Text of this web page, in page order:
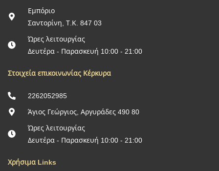
Εμπόριο
Σαντορίνη, Τ.Κ. 847 03
Ώρες λειτουργίας
Δευτέρα - Παρασκευή 10:00 - 21:00
Στοιχεία επικοινωνίας Κέρκυρα
2262052985
Άγιος Γεώργιος, Αργυράδες 490 80
Ώρες λειτουργίας
Δευτέρα - Παρασκευή 10:00 - 21:00
Χρήσιμα Links